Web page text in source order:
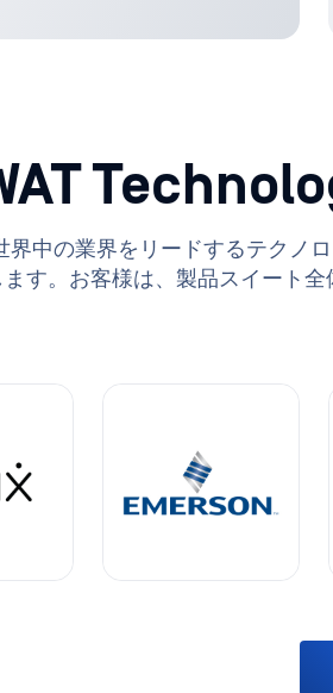
世界中の業界をリードするテク
す。お客様は、製品スイート